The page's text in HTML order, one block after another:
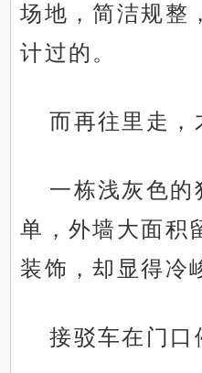
场地，简洁规整
计过的。
而再往里走，
一栋浅灰色的
单，外墙大面积
装饰，却显得冷
接驳车在门口